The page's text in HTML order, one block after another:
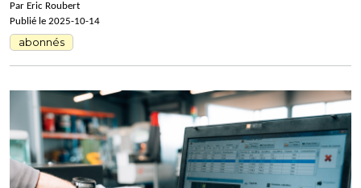
Par Eric Roubert
Publié le 2025-10-14
abonnés